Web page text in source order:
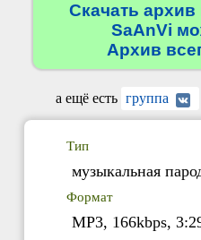
Скачать
SaAnVi
Архив
а ещё есть группа
Тип
музыкальная
Формат
MP3, 166kbps,